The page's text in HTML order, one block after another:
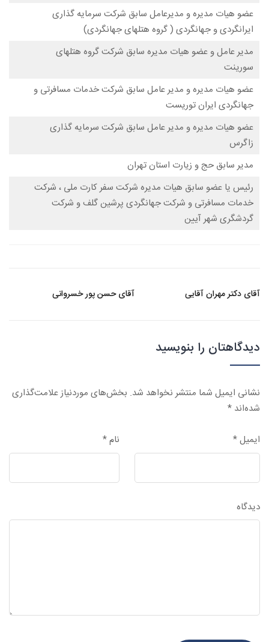
عضو هیات مدیره و مدیرعامل سابق شرکت سرمایه گذاری
ایرانگردی و جهانگردی ( گروه هتلهای جهانگردی)
مدیر عامل و عضو هیات مدیره سابق شرکت گروه هتلهای
سورینت
عضو هیات مدیره و مدیر عامل سابق شرکت خدمات مسافرتی و
جهانگردی ایران توریست
عضو هیات مدیره و مدیر عامل سابق شرکت سرمایه گذاری
زاگرس
مدیر سابق حج و زیارت استان تهران
رئیس یا عضو سابق هیات مدیره شرکت سفر کارت ملی ، شرکت
خدمات مسافرتی و شرکت جهانگردی پرشین گلف و شرکت
گردشگری شهر آیین
آقای دکتر مهران آقایی آقای حسن پور خسروانی
دیدگاهتان را بنویسید
نشانی ایمیل شما منتشر نخواهد شد. بخش‌های موردنیاز علامت‌گذاری
شده‌اند *
نام* ایمیل*
دیدگاه